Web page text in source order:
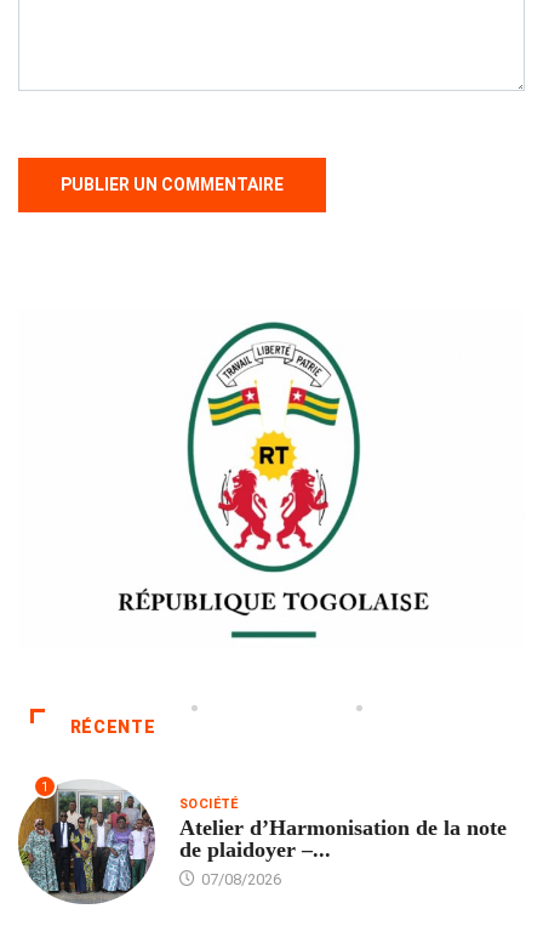
RÉCENTE
1
SOCIÉTÉ
Atelier d’Harmonisation de la note
de plaidoyer –...
07/08/2026